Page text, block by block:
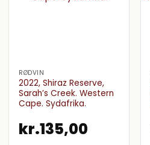
RØDVIN
2022, Shiraz Reserve,
Sarah’s Creek. Western
Cape. Sydafrika.
kr.135,00